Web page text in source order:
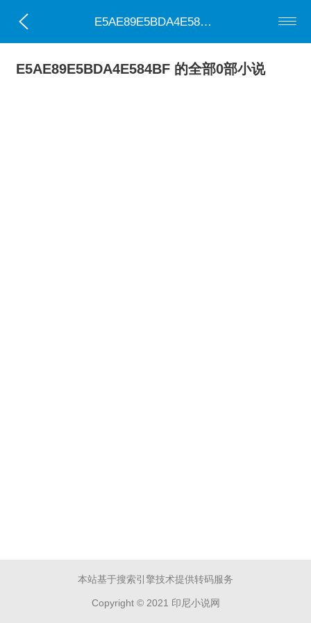
E5AE89E5BDA4E584BF
E5AE89E5BDA4E584BF 的全部0部小说
本站基于搜索引擎技术提供转码服务
Copyright © 2021 印尼小说网